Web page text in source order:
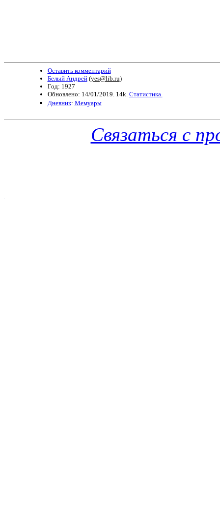
Оставить комментарий
Белый Андрей(yes@lib.ru)
Год: 1927
Обновлено: 14/01/2019. 14k. Статистика.
Дневник: Мемуары
Связаться с